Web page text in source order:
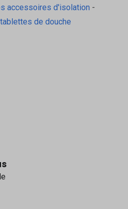
accessoires d'isolation -
de douche